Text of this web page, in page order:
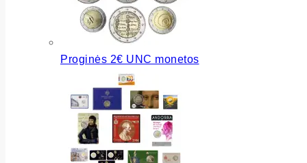
Proginės 2€ UNC monetos